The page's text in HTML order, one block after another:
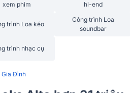
xem phim
hi-end
trình Loa kéo
Công trình Loa
soundbar
trình nhạc cụ
Gia Đình